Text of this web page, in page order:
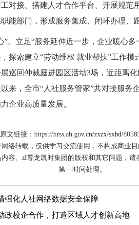
对接、搭建人才合作平台、开展规范
能部门，形成服务集成、闭环办理、
立足“服务延伸近一步，企业暖心多
探索建立“劳动维权 就业帮扶”工作模
巡回仲裁庭进园区活动3场，近距离
来，全市“人社服务管家”共对接服务
企业高质量发展。
原文链接：https://hrss.ah.gov.cn/zxzx/sxbd/
络转载，仅供学习交流使用，不构成商业
容、zl尊龙凯时集团的版权和其它问题，请
第一时间处理。
强化人社网络数据安全保障
政校企合作，打造区域人才创新高地